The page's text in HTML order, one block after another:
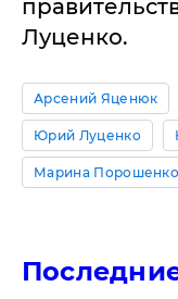
Луценко.
Арсений Яценюк
Юрий Луценко
Марина Порошенко